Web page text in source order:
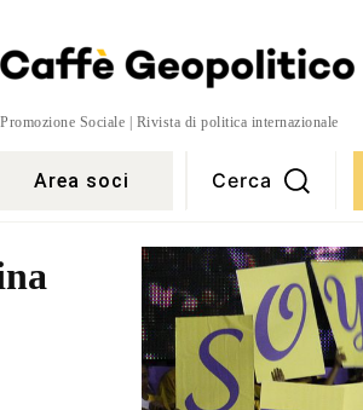
Sociale | Rivista di politica internazionale
Area soci Cerca